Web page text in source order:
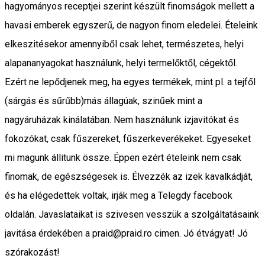
hagyományos receptjei szerint készült finomságok mellett a
havasi emberek egyszerű, de nagyon finom eledelei. Ételeink
elkeszitésekor amennyiből csak lehet, természetes, helyi
alapananyagokat használunk, helyi termelőktől, cégektől.
Ezért ne lepődjenek meg, ha egyes termékek, mint pl. a tejfől
(sárgás és sűrűbb)más állagúak, szinűek mint a
nagyáruházak kinálatában. Nem használunk izjavitókat és
fokozókat, csak fűszereket, fűszerkeverékeket. Egyeseket
mi magunk állitunk össze. Éppen ezért ételeink nem csak
finomak, de egészségesek is. Élvezzék az izek kavalkádját,
és ha elégedettek voltak, irják meg a Telegdy facebook
oldalán. Javaslataikat is szivesen vesszük a szolgáltatásaink
javitása érdekében a praid@praid.ro cimen. Jó étvágyat! Jó
szórakozást!